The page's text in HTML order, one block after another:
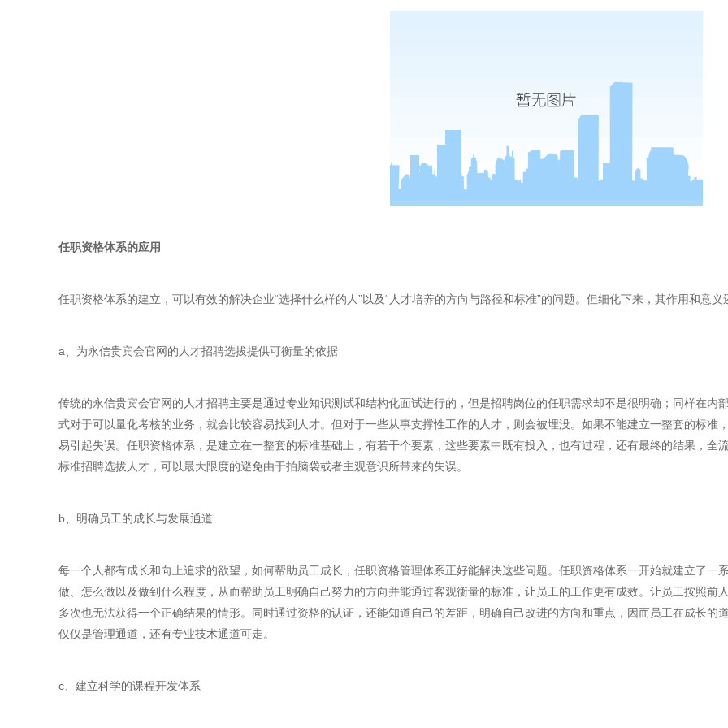
任职资格体系的应用
任职资格体系的建立，可以有效的解决企业“选择什么样的人”以及“人才培养的方向与路径和标准”的问题。但细化下来，其作用和意义
a、为永信贵宾会官网的人才招聘选拔提供可衡量的依据
传统的永信贵宾会官网的人才招聘主要是通过专业知识测试和结构化面试进行的，但是招聘岗位的任职需求却不是很明确；同样在内
式对于可以量化考核的业务，就会比较容易找到人才。但对于一些从事支撑性工作的人才，则会被埋没。如果不能建立一整套的标准
易引起失误。任职资格体系，是建立在一整套的标准基础上，有若干个要素，这些要素中既有投入，也有过程，还有最终的结果，全
标准招聘选拔人才，可以最大限度的避免由于拍脑袋或者主观意识所带来的失误。
b、明确员工的成长与发展通道
每一个人都有成长和向上追求的欲望，如何帮助员工成长，任职资格管理体系正好能解决这些问题。任职资格体系一开始就建立了一
做、怎么做以及做到什么程度，从而帮助员工明确自己努力的方向并能通过客观衡量的标准，让员工的工作更有成效。让员工按照前
多次也无法获得一个正确结果的情形。同时通过资格的认证，还能知道自己的差距，明确自己改进的方向和重点，因而员工在成长的
仅仅是管理通道，还有专业技术通道可走。
c、建立科学的课程开发体系